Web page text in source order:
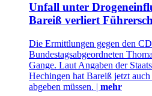
Unfall unter
Bareiß verliert
Die Ermittlungen gegen den
Bundestagsabgeordneten
Gange. Laut Angaben der
Hechingen hat Bareiß jetzt
abgeben müssen. | mehr